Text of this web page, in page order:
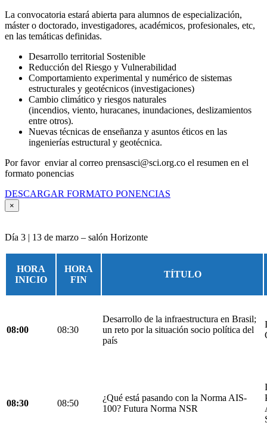
La convocatoria estará abierta para alumnos de especialización,
máster o doctorado, investigadores, académicos, profesionales, etc,
en las temáticas definidas.
Desarrollo territorial Sostenible
Reducción del Riesgo y Vulnerabilidad
Comportamiento experimental y numérico de sistemas
estructurales y geotécnicos (investigaciones)
Cambio climático y riesgos naturales
(incendios, viento, huracanes, inundaciones, deslizamientos
entre otros).
Nuevas técnicas de enseñanza y asuntos éticos en las
ingenierías estructural y geotécnica.
Por favor enviar al correo prensasci@sci.org.co el resumen en el
formato ponencias
DESCARGAR FORMATO PONENCIAS
×
Día 3 | 13 de marzo – salón Horizonte
HORA
INICIO
HORA
FIN
TÍTULO
08:00 08:30
Desarrollo de la infraestructura en Brasil;
un reto por la situación socio política del
país
08:30 08:50
¿Qué está pasando con la Norma AIS-
100? Futura Norma NSR